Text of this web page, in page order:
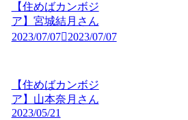
【住めばカンボジ
ア】宮城結月さん
2023/07/07
2023/07/07
【住めばカンボジ
ア】山本奈月さん
2023/05/21